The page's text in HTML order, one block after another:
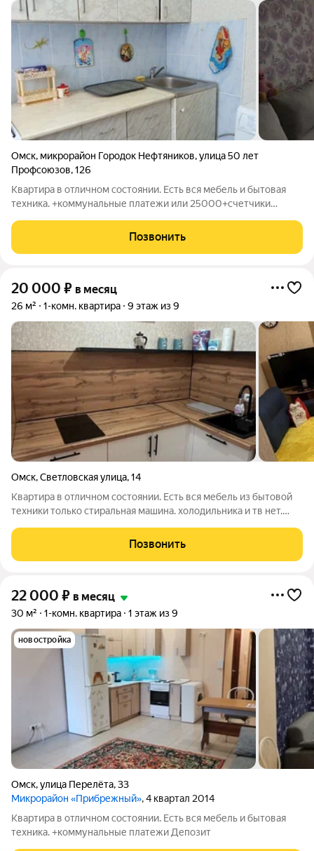
Омск, микрорайон Городок Нефтяников,улица 50 лет
Профсоюзов,126
Квартира в отличном состоянии. Есть вся мебель и бытовая
техника. +коммунальные платежи или 25000+счетчики
Позвонить
20 000 ₽ в месяц
26 м² 1-комн. квартира 9 этаж из 9
Омск,Светловская улица,14
Квартира в отличном состоянии. Есть вся мебель из бытовой
техники только стиральная машина. холодильника и тв нет.
Позвонить
22 000 ₽ в месяц
30 м² 1-комн. квартира 1 этаж из 9
новостройка
Омск,улица Перелёта,33
Микрорайон «Прибрежный», 4 квартал 2014
Квартира в отличном состоянии. Есть вся мебель и бытовая
техника. +коммунальные платежи Депозит